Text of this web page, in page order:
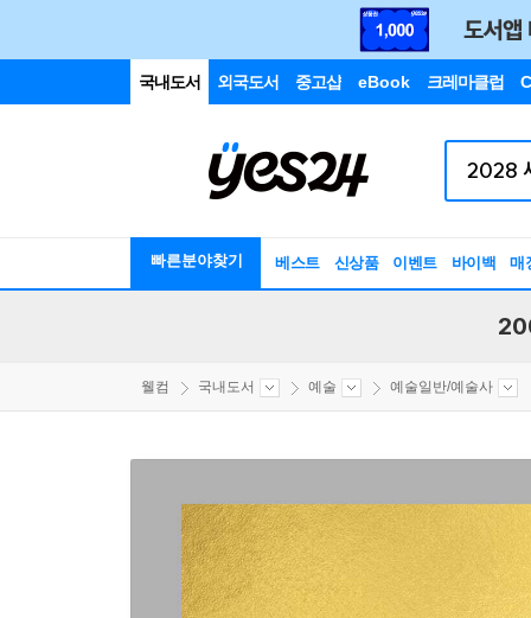
국내도서 외국도서 중고샵 eBook 크레마클럽
빠른분야찾기 베스트 신상품 이벤트 바이백 매
웰컴 국내도서 예술 예술일반/예술사